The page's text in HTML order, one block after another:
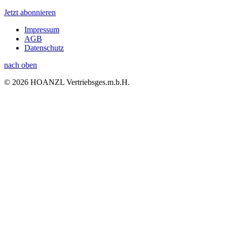
Jetzt abonnieren
Impressum
AGB
Datenschutz
nach oben
© 2026 HOANZL Vertriebsges.m.b.H.